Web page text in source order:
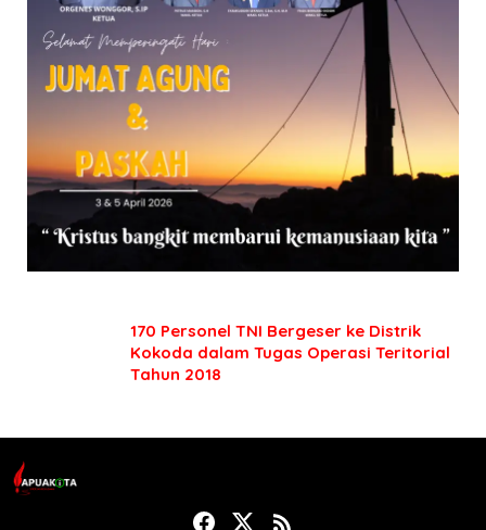
170 Personel TNI Bergeser ke Distrik
Kokoda dalam Tugas Operasi Teritorial
Tahun 2018